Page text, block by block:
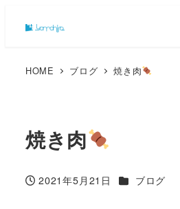
HOME ブログ 焼き肉
焼き肉
投稿日
2021年5月21日 カテゴリー
ブログ